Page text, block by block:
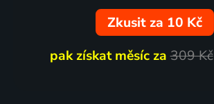
Zkusit za 10 Kč
pak získat měsíc za309 Kč